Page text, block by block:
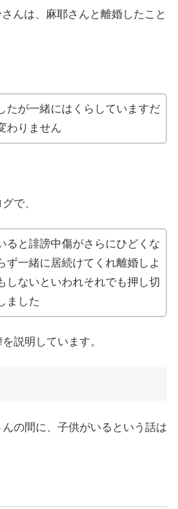
んは、麻耶さんと離婚したこと
たが一緒にはくらしていますだ
わりません
で、
ると誹謗中傷がさらにひどくな
ず一緒に居続けてくれ離婚しよ
しないといわれそれでも押し切
ました
説明しています。
の間に、子供がいるという話は